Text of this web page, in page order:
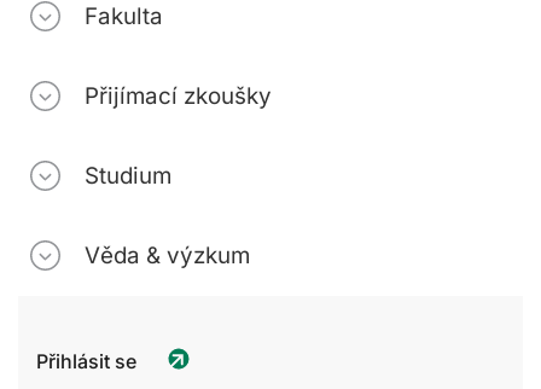
Fakulta
Přijímací zkoušky
Studium
Věda & výzkum
Přihlásit se